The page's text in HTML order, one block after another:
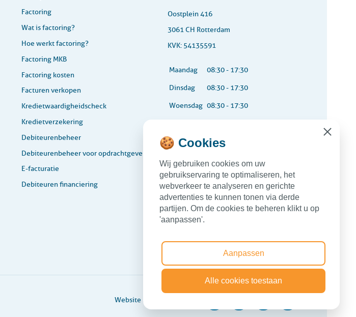
Factoring
Wat is factoring?
Hoe werkt factoring?
Factoring MKB
Factoring kosten
Facturen verkopen
Kredietwaardigheidscheck
Kredietverzekering
Debiteurenbeheer
Debiteurenbeheer voor opdrachtgevers
E-facturatie
Debiteuren financiering
Oostplein 416
3061 CH Rotterdam
KVK: 54135591
Maandag 08:30 - 17:30
Dinsdag 08:30 - 17:30
Woensdag 08:30 - 17:30
Vrijdag 08:30 - 17:30
T 010-307 31 46
info@o2factoring.nl
Website by
🍪 Cookies
Wij gebruiken cookies om uw
gebruikservaring te optimaliseren, het
webverkeer te analyseren en gerichte
advertenties te kunnen tonen via derde
partijen. Om de cookies te beheren klikt u op
'aanpassen'.
Close
Aanpassen
Alle cookies toestaan